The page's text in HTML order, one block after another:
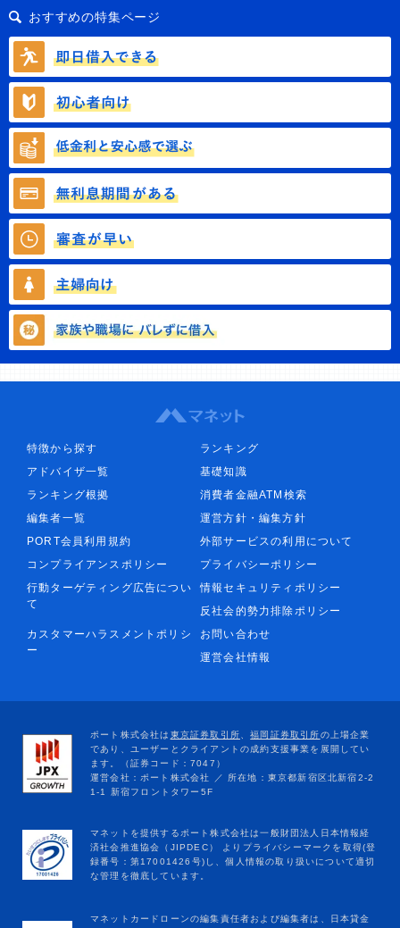
おすすめの特集ページ
特徴から探す
ランキング
アドバイザ一覧
基礎知識
ランキング根拠
消費者金融ATM検索
編集者一覧
運営方針・編集方針
PORT会員利用規約
外部サービスの利用について
コンプライアンスポリシー
プライバシーポリシー
行動ターゲティング広告につい
て
情報セキュリティポリシー
反社会的勢力排除ポリシー
カスタマーハラスメントポリシ
ー
お問い合わせ
運営会社情報
マネットカードローンの編集責任者および編集者は、日本貸金